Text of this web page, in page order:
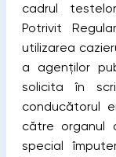
cadrul
Potrivit
utilizarea
a agenţilor
solicita în
conducătorul
către organul
special